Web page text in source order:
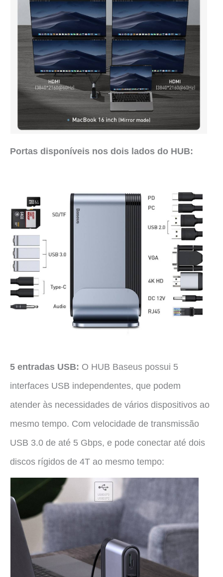
Portas disponíveis nos dois lados do HUB:
5 entradas USB: O HUB Baseus possui 5
interfaces USB independentes, que podem
atender às necessidades de vários dispositivos ao
mesmo tempo. Com velocidade de transmissão
USB 3.0 de até 5 Gbps, e pode conectar até dois
discos rígidos de 4T ao mesmo tempo: